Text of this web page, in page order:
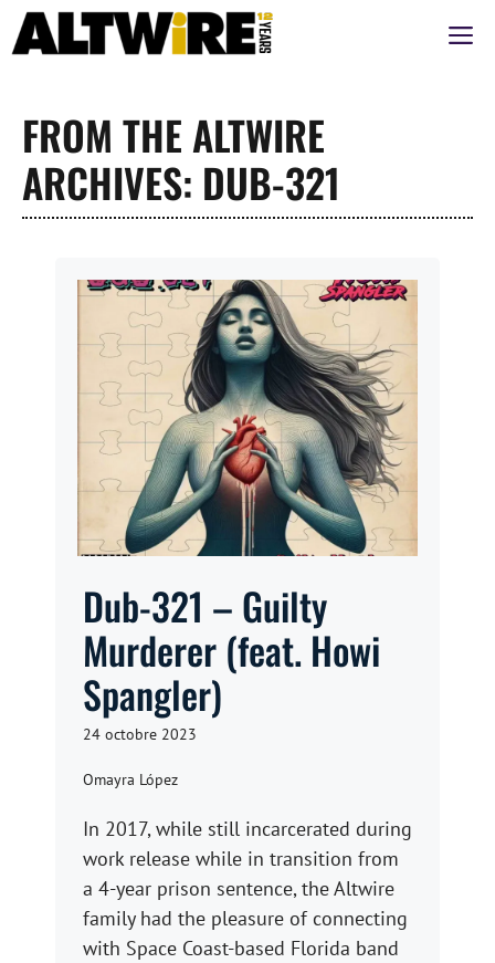
Aller
au
FROM THE ALTWIRE
ARCHIVES: DUB-321
Dub-321 – Guilty
Murderer (feat. Howi
Spangler)
24 octobre 2023
Omayra López
In 2017, while still incarcerated during
work release while in transition from
a 4-year prison sentence, the Altwire
family had the pleasure of connecting
with Space Coast-based Florida band